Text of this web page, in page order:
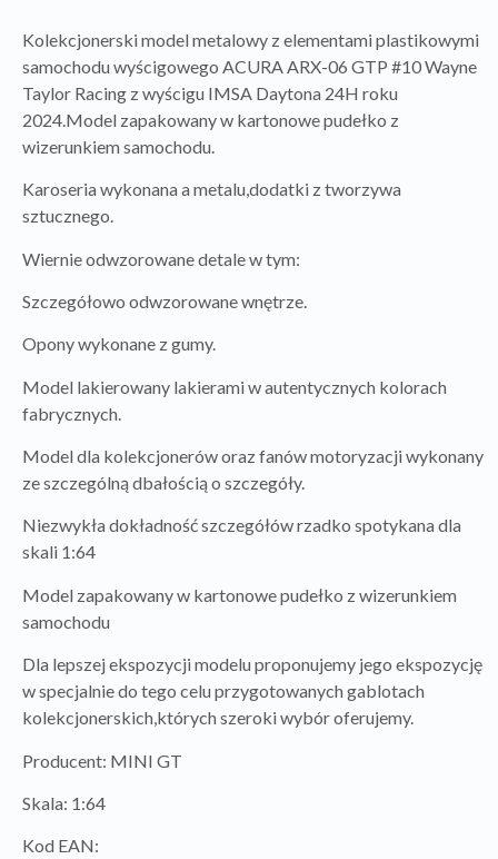
Kolekcjonerski model metalowy z elementami plastikowymi
samochodu wyścigowego ACURA ARX-06 GTP #10 Wayne
Taylor Racing z wyścigu IMSA Daytona 24H roku
2024.Model zapakowany w kartonowe pudełko z
wizerunkiem samochodu.
Karoseria wykonana a metalu,dodatki z tworzywa
sztucznego.
Wiernie odwzorowane detale w tym:
Szczegółowo odwzorowane wnętrze.
Opony wykonane z gumy.
Model lakierowany lakierami w autentycznych kolorach
fabrycznych.
Model dla kolekcjonerów oraz fanów motoryzacji wykonany
ze szczególną dbałością o szczegóły.
Niezwykła dokładność szczegółów rzadko spotykana dla
skali 1:64
Model zapakowany w kartonowe pudełko z wizerunkiem
samochodu
Dla lepszej ekspozycji modelu proponujemy jego ekspozycję
w specjalnie do tego celu przygotowanych gablotach
kolekcjonerskich,których szeroki wybór oferujemy.
Producent: MINI GT
Skala: 1:64
Kod EAN: